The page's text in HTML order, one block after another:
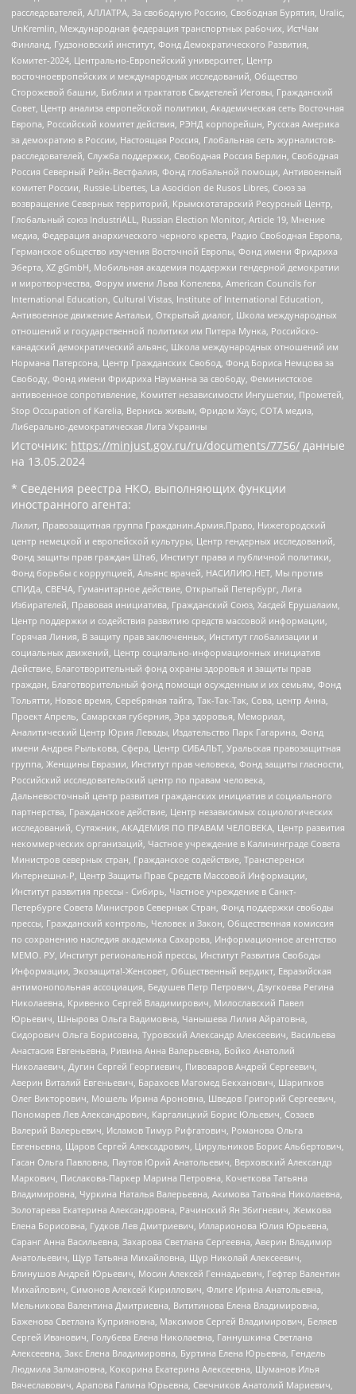
расследователей, АЛЛАТРА, За свободную Россию, Свободная Бурятия, Uralic,
UnKremlin, Международная федерация транспортных рабочих, ИстЧам
Финланд, Гудзоновский институт, Фонд Демократического Развития,
Комитет-2024, Центрально-Европейский университет, Центр
восточноевропейских и международных исследований, Общество
Сторожевой башни, Библии и трактатов Свидетелей Иеговы, Гражданский
Совет, Центр анализа европейской политики, Академическая сеть Восточная
Европа, Российский комитет действия, РЭНД корпорейшн, Русская Америка
за демократию в России, Настоящая Россия, Глобальная сеть журналистов-
расследователей, Служба поддержки, Свободная Россия Берлин, Свободная
Россия Северный Рейн-Вестфалия, Фонд глобальной помощи, Антивоенный
комитет России, Russie-Libertes, La Asocicion de Rusos Libres, Союз за
возвращение Северных территорий, Крымскотатарский Ресурсный Центр,
Глобальный союз IndustriALL, Russian Election Monitor, Article 19, Мнение
медиа, Федерация анархического черного креста, Радио Свободная Европа,
Германское общество изучения Восточной Европы, Фонд имени Фридриха
Эберта, XZ gGmbH, Мобильная академия поддержки гендерной демократии
и миротворчества, Форум имени Льва Копелева, American Councils for
International Education, Cultural Vistas, Institute of International Education,
Антивоенное движение Антальи, Открытый диалог, Школа международных
отношений и государственной политики им Питера Мунка, Российско-
канадский демократический альянс, Школа международных отношений им
Нормана Патерсона, Центр Гражданских Свобод, Фонд Бориса Немцова за
Свободу, Фонд имени Фридриха Науманна за свободу, Феминистское
антивоенное сопротивление, Комитет независимости Ингушетии, Прометей,
Stop Occupation of Karelia, Вернись живым, Фридом Хаус, СОТА медиа,
Либерально-демократическая Лига Украины
Источник: https://minjust.gov.ru/ru/documents/7756/ данные
на 13.05.2024
* Сведения реестра НКО, выполняющих функции
иностранного агента:
Лилит, Правозащитная группа Гражданин.Армия.Право, Нижегородский
центр немецкой и европейской культуры, Центр гендерных исследований,
Фонд защиты прав граждан Штаб, Институт права и публичной политики,
Фонд борьбы с коррупцией, Альянс врачей, НАСИЛИЮ.НЕТ, Мы против
СПИДа, СВЕЧА, Гуманитарное действие, Открытый Петербург, Лига
Избирателей, Правовая инициатива, Гражданский Союз, Хасдей Ерушалаим,
Центр поддержки и содействия развитию средств массовой информации,
Горячая Линия, В защиту прав заключенных, Институт глобализации и
социальных движений, Центр социально-информационных инициатив
Действие, Благотворительный фонд охраны здоровья и защиты прав
граждан, Благотворительный фонд помощи осужденным и их семьям, Фонд
Тольятти, Новое время, Серебряная тайга, Так-Так-Так, Сова, центр Анна,
Проект Апрель, Самарская губерния, Эра здоровья, Мемориал,
Аналитический Центр Юрия Левады, Издательство Парк Гагарина, Фонд
имени Андрея Рылькова, Сфера, Центр СИБАЛЬТ, Уральская правозащитная
группа, Женщины Евразии, Институт прав человека, Фонд защиты гласности,
Российский исследовательский центр по правам человека,
Дальневосточный центр развития гражданских инициатив и социального
партнерства, Гражданское действие, Центр независимых социологических
исследований, Сутяжник, АКАДЕМИЯ ПО ПРАВАМ ЧЕЛОВЕКА, Центр развития
некоммерческих организаций, Частное учреждение в Калининграде Совета
Министров северных стран, Гражданское содействие, Трансперенси
Интернешнл-Р, Центр Защиты Прав Средств Массовой Информации,
Институт развития прессы - Сибирь, Частное учреждение в Санкт-
Петербурге Совета Министров Северных Стран, Фонд поддержки свободы
прессы, Гражданский контроль, Человек и Закон, Общественная комиссия
по сохранению наследия академика Сахарова, Информационное агентство
МЕМО. РУ, Институт региональной прессы, Институт Развития Свободы
Информации, Экозащита!-Женсовет, Общественный вердикт, Евразийская
антимонопольная ассоциация, Бедушев Петр Петрович, Дзугкоева Регина
Николаевна, Кривенко Сергей Владимирович, Милославский Павел
Юрьевич, Шнырова Ольга Вадимовна, Чанышева Лилия Айратовна,
Сидорович Ольга Борисовна, Туровский Александр Алексеевич, Васильева
Анастасия Евгеньевна, Ривина Анна Валерьевна, Бойко Анатолий
Николаевич, Дугин Сергей Георгиевич, Пивоваров Андрей Сергеевич,
Аверин Виталий Евгеньевич, Барахоев Магомед Бекханович, Шарипков
Олег Викторович, Мошель Ирина Ароновна, Шведов Григорий Сергеевич,
Пономарев Лев Александрович, Каргалицкий Борис Юльевич, Созаев
Валерий Валерьевич, Исламов Тимур Рифгатович, Романова Ольга
Евгеньевна, Щаров Сергей Алексадрович, Цирульников Борис Альбертович,
Гасан Ольга Павловна, Паутов Юрий Анатольевич, Верховский Александр
Маркович, Пислакова-Паркер Марина Петровна, Кочеткова Татьяна
Владимировна, Чуркина Наталья Валерьевна, Акимова Татьяна Николаевна,
Золотарева Екатерина Александровна, Рачинский Ян Збигневич, Жемкова
Елена Борисовна, Гудков Лев Дмитриевич, Илларионова Юлия Юрьевна,
Саранг Анна Васильевна, Захарова Светлана Сергеевна, Аверин Владимир
Анатольевич, Щур Татьяна Михайловна, Щур Николай Алексеевич,
Блинушов Андрей Юрьевич, Мосин Алексей Геннадьевич, Гефтер Валентин
Михайлович, Симонов Алексей Кириллович, Флиге Ирина Анатольевна,
Мельникова Валентина Дмитриевна, Вититинова Елена Владимировна,
Баженова Светлана Куприяновна, Максимов Сергей Владимирович, Беляев
Сергей Иванович, Голубева Елена Николаевна, Ганнушкина Светлана
Алексеевна, Закс Елена Владимировна, Буртина Елена Юрьевна, Гендель
Людмила Залмановна, Кокорина Екатерина Алексеевна, Шуманов Илья
Вячеславович, Арапова Галина Юрьевна, Свечников Анатолий Мариевич,